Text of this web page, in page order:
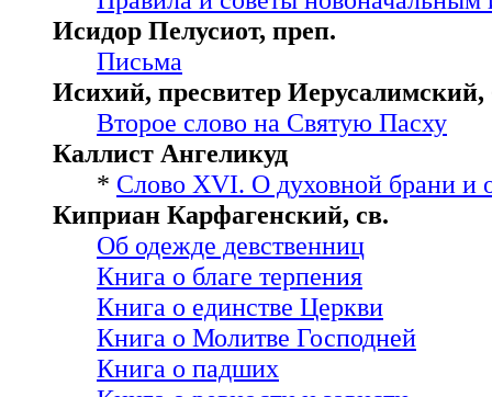
Исидор Пелусиот, преп.
Письма
Исихий, пресвитер Иерусалимский,
Второе слово на Святую Пасху
Каллист Ангеликуд
* Слово XVI. О духовной брани и
Киприан Карфагенский, св.
Об одежде девственниц
Книга о благе терпения
Книга о единстве Церкви
Книга о Молитве Господней
Книга о падших